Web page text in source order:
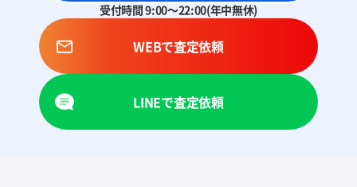
受付時間 9:00～22:00(年中無休)
WEBで査定依頼
LINEで査定依頼